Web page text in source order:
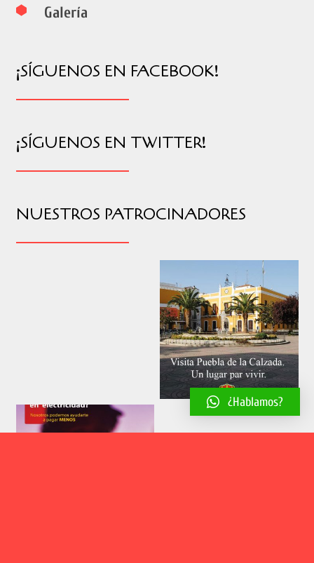
Galería
¡SÍGUENOS EN FACEBOOK!
¡SÍGUENOS EN TWITTER!
NUESTROS PATROCINADORES
¿Hablamos?